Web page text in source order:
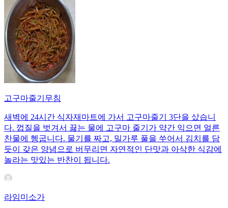
고구마줄기무침
새벽에 24시간 식자재마트에 가서 고구마줄기 3단을 샀습니
다. 껍질을 벗겨서 끓는 물에 고구마 줄기가 약간 익으면 얼른
찬물에 헹굽니다. 물기를 짜고, 밀가루 풀을 쑤어서 김치를 담
듯이 갖은 양념으로 버무리면 자연적인 단맛과 아삭한 식감에
놀라는 맛있는 반찬이 됩니다.
라임미소가